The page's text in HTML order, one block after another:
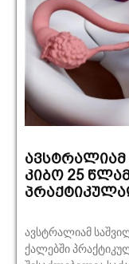
კიბო 25
ავსტრალიამ
ქალებში